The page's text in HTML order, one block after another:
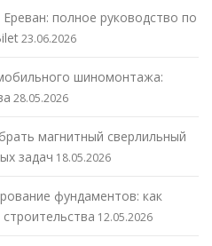
полное руководство по
23.06.2026
шиномонтажа:
28.05.2026
магнитный сверлильный
задач 18.05.2026
фундаментов: как
12.05.2026